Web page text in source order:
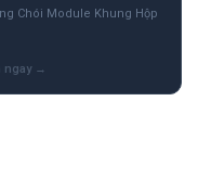
Chói Module Khung Hộp